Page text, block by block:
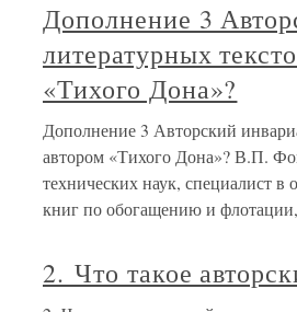
Дополнение 3
литературных
«Тихого Дона»?
Дополнение 3 Авторский
автором «Тихого Дона»? В.П.
технических наук, специалист
книг по обогащению и флотации,
2. Что такое